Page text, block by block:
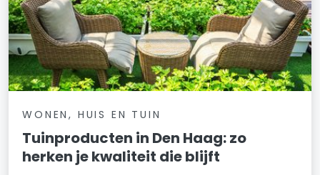
WONEN, HUIS EN TUIN
Tuinproducten in Den Haag: zo
herken je kwaliteit die blijft